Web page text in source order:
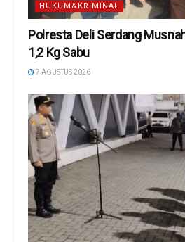
HUKUM&KRIMINAL
Polresta Deli Serdang
1,2 Kg Sabu
7 AGUSTUS 2026